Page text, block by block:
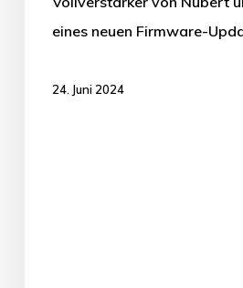
eines neuen Firmware-
24. Juni 2024